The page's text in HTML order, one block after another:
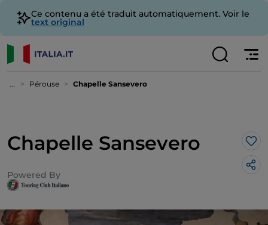
Ce contenu a été traduit automatiquement. Voir le
text original
... Pérouse Chapelle Sansevero
Chapelle Sansevero
Powered By